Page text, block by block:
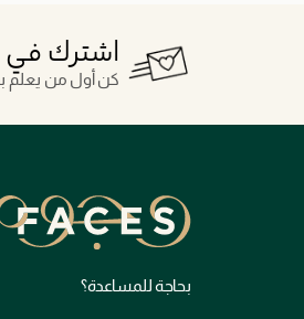
اشترك في
كن أول من يعلم
بحاجة للمساعدة؟